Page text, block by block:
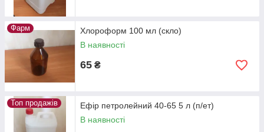
Фарм
Хлороформ 100 мл (скло)
В наявності
65 ₴
Топ продажів
Ефір петролейний 40-65 5 л (п/ет)
В наявності